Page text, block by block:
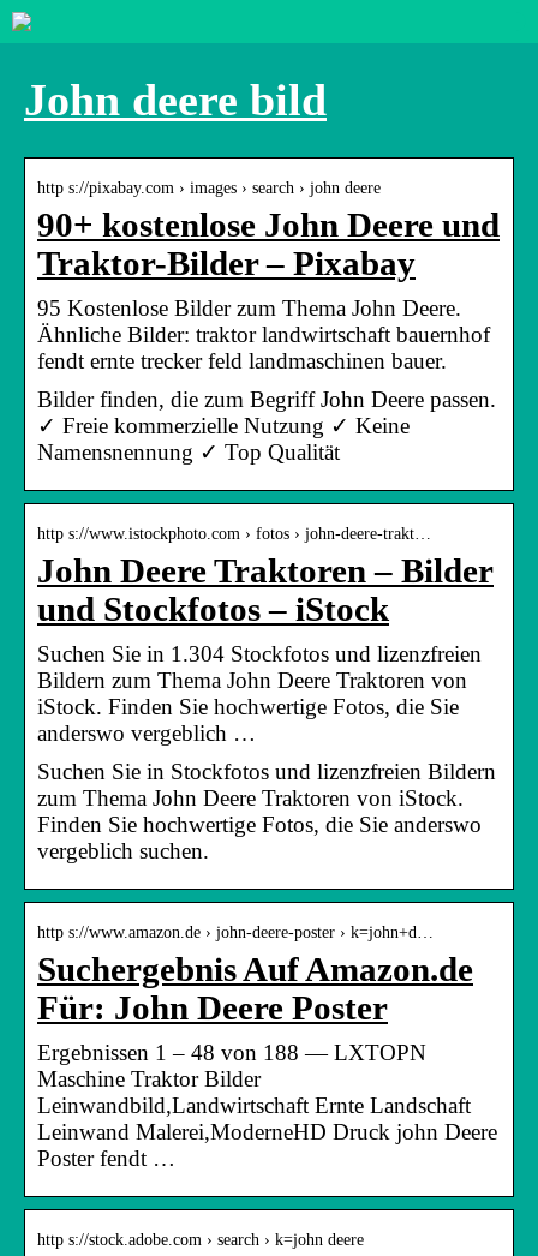
John deere bild
http s://pixabay.com › images › search › john deere
90+ kostenlose John Deere und
Traktor-Bilder – Pixabay
95 Kostenlose Bilder zum Thema John Deere.
Ähnliche Bilder: traktor landwirtschaft bauernhof
fendt ernte trecker feld landmaschinen bauer.
Bilder finden, die zum Begriff John Deere passen.
✓ Freie kommerzielle Nutzung ✓ Keine
Namensnennung ✓ Top Qualität
http s://www.istockphoto.com › fotos › john-deere-trakt…
John Deere Traktoren – Bilder
und Stockfotos – iStock
Suchen Sie in 1.304 Stockfotos und lizenzfreien
Bildern zum Thema John Deere Traktoren von
iStock. Finden Sie hochwertige Fotos, die Sie
anderswo vergeblich …
Suchen Sie in Stockfotos und lizenzfreien Bildern
zum Thema John Deere Traktoren von iStock.
Finden Sie hochwertige Fotos, die Sie anderswo
vergeblich suchen.
http s://www.amazon.de › john-deere-poster › k=john+d…
Suchergebnis Auf Amazon.de
Für: John Deere Poster
Ergebnissen 1 – 48 von 188 — LXTOPN
Maschine Traktor Bilder
Leinwandbild,Landwirtschaft Ernte Landschaft
Leinwand Malerei,ModerneHD Druck john Deere
Poster fendt …
http s://stock.adobe.com › search › k=john deere